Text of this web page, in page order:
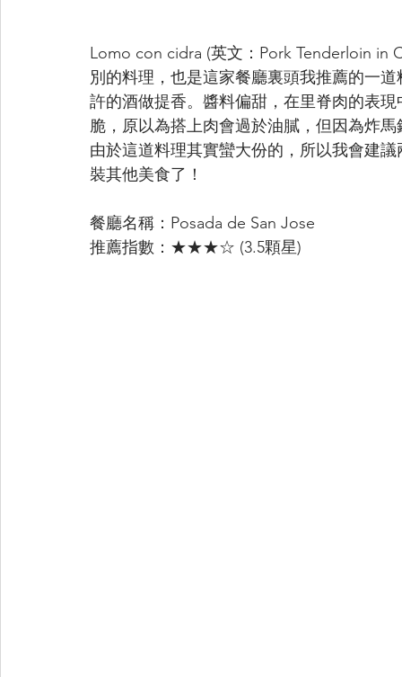
Lomo con cidra (英文：Pork Tenderloin in
別的料理，也是這家餐廳裏頭我推薦的一
許的酒做提香。醬料偏甜，在里脊肉的表
脆，原以為搭上肉會過於油膩，但因為炸
由於這道料理其實蠻大份的，所以我會建
裝其他美食了！
餐廳名稱：Posada de San Jose
推薦指數：★★★☆ (3.5顆星)